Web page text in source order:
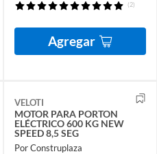
(2)
Agregar
VELOTI
MOTOR PARA PORTON
ELÉCTRICO 600 KG NEW
SPEED 8,5 SEG
Por Construplaza